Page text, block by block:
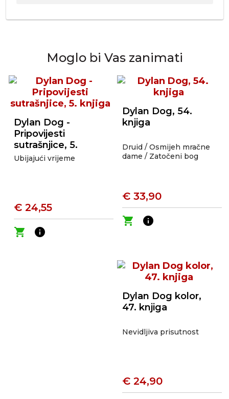
Moglo bi Vas zanimati
Dylan Dog -
Pripovijesti
sutrašnjice, 5.
knjiga
Ubijajući vrijeme
€ 24,55
shopping_cart
info
Dylan Dog, 54.
knjiga
Druid / Osmijeh mračne
dame / Zatočeni bog
€ 33,90
shopping_cart
info
Dylan Dog kolor,
47. knjiga
Nevidljiva prisutnost
€ 24,90